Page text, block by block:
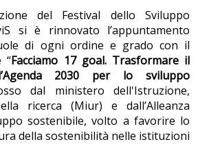
del Festival dello Sviluppo
si è rinnovato l’appuntamento
di ogni ordine e grado con il
“Facciamo 17 goal. Trasformare il
2030 per lo sviluppo
dal ministero dell'Istruzione,
ricerca (Miur) e dall’Alleanza
sostenibile, volto a favorire lo
della sostenibilità nelle istituzioni